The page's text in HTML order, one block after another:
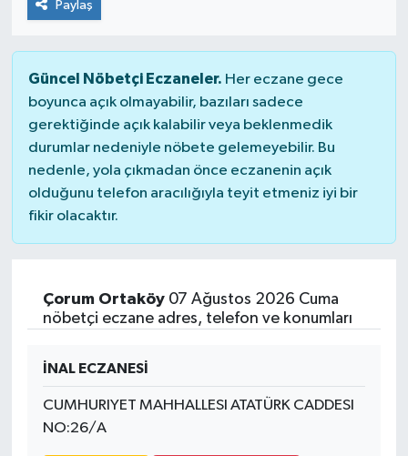
Paylaş
Güncel Nöbetçi Eczaneler. Her eczane gece
boyunca açık olmayabilir, bazıları sadece
gerektiğinde açık kalabilir veya beklenmedik
durumlar nedeniyle nöbete gelemeyebilir. Bu
nedenle, yola çıkmadan önce eczanenin açık
olduğunu telefon aracılığıyla teyit etmeniz iyi bir
fikir olacaktır.
Çorum Ortaköy07 Ağustos 2026 Cuma
nöbetçi eczane adres, telefon ve konumları
İNAL ECZANESİ
CUMHURIYET MAHHALLESI ATATÜRK CADDESI
NO:26/A